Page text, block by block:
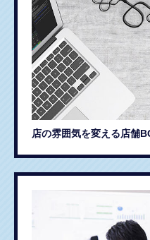
店の雰囲気を変える店舗